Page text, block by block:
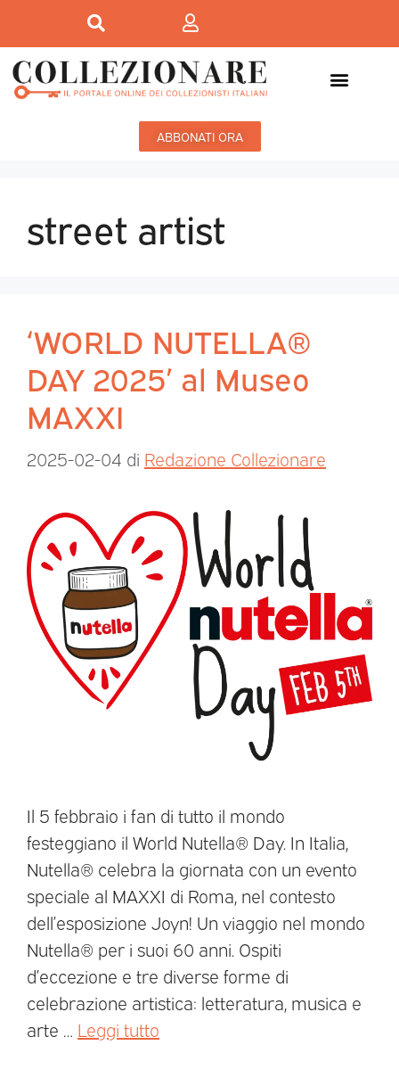
ABBONATI ORA
street artist
‘WORLD NUTELLA®
DAY 2025’ al Museo
MAXXI
2025-02-04 di Redazione Collezionare
Il 5 febbraio i fan di tutto il mondo
festeggiano il World Nutella® Day. In Italia,
Nutella® celebra la giornata con un evento
speciale al MAXXI di Roma, nel contesto
dell’esposizione Joyn! Un viaggio nel mondo
Nutella® per i suoi 60 anni. Ospiti
d’eccezione e tre diverse forme di
celebrazione artistica: letteratura, musica e
arte … Leggi tutto